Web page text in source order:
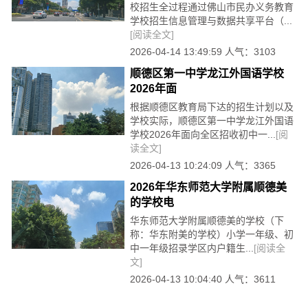
校招生全过程通过佛山市民办义务教育
学校招生信息管理与数据共享平台（...
[阅读全文]
2026-04-14 13:49:59 人气：3103
顺德区第一中学龙江外国语学校
2026年面
根据顺德区教育局下达的招生计划以及
学校实际，顺德区第一中学龙江外国语
学校2026年面向全区招收初中一... [阅
读全文]
2026-04-13 10:24:09 人气：3365
2026年华东师范大学附属顺德美
的学校电
华东师范大学附属顺德美的学校（下
称：华东附美的学校）小学一年级、初
中一年级招录学区内户籍生... [阅读全
文]
2026-04-13 10:04:40 人气：3611